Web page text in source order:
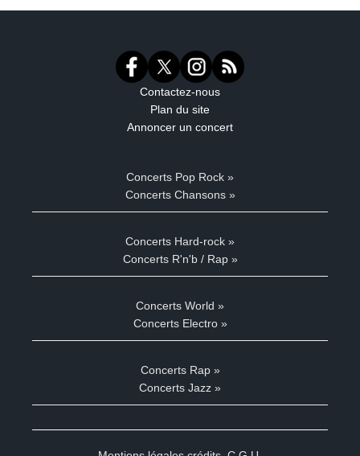
Contactez-nous
Plan du site
Annoncer un concert
Concerts Pop Rock »
Concerts Chansons »
Concerts Hard-rock »
Concerts R'n'b / Rap »
Concerts World »
Concerts Electro »
Concerts Rap »
Concerts Jazz »